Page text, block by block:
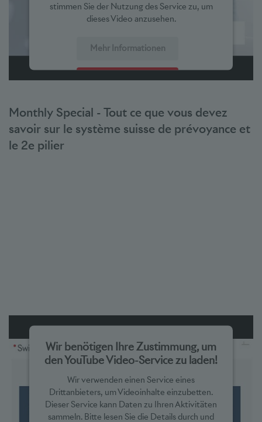
stimmen Sie der Nutzung des Service zu, um
dieses Video anzusehen.
Mehr Informationen
Akzeptieren
powered by Usercentrics Consent Management Platform
Monthly Special - Tout ce que vous devez
savoir sur le système suisse de prévoyance et
le 2e pilier
Wir benötigen Ihre Zustimmung, um
den YouTube Video-Service zu laden!
Wir verwenden einen Service eines
Drittanbieters, um Videoinhalte einzubetten.
Dieser Service kann Daten zu Ihren Aktivitäten
sammeln. Bitte lesen Sie die Details durch und